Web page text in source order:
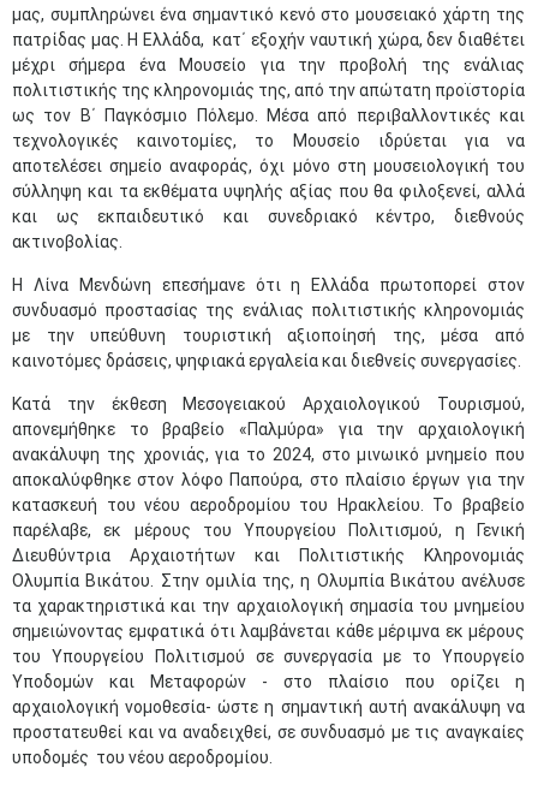
μας, συμπληρώνει ένα σημαντικό κενό στο μουσειακό χάρτη της
πατρίδας μας. Η Ελλάδα, κατ΄ εξοχήν ναυτική χώρα, δεν διαθέτει
μέχρι σήμερα ένα Μουσείο για την προβολή της ενάλιας
πολιτιστικής της κληρονομιάς της, από την απώτατη προϊστορία
ως τον Β΄ Παγκόσμιο Πόλεμο. Μέσα από περιβαλλοντικές και
τεχνολογικές καινοτομίες, το Μουσείο ιδρύεται για να
αποτελέσει σημείο αναφοράς, όχι μόνο στη μουσειολογική του
σύλληψη και τα εκθέματα υψηλής αξίας που θα φιλοξενεί, αλλά
και ως εκπαιδευτικό και συνεδριακό κέντρο, διεθνούς
ακτινοβολίας.
Η Λίνα Μενδώνη επεσήμανε ότι η Ελλάδα πρωτοπορεί στον
συνδυασμό προστασίας της ενάλιας πολιτιστικής κληρονομιάς
με την υπεύθυνη τουριστική αξιοποίησή της, μέσα από
καινοτόμες δράσεις, ψηφιακά εργαλεία και διεθνείς συνεργασίες.
Κατά την έκθεση Μεσογειακού Αρχαιολογικού Τουρισμού,
απονεμήθηκε το βραβείο «Παλμύρα» για την αρχαιολογική
ανακάλυψη της χρονιάς, για το 2024, στο μινωικό μνημείο που
αποκαλύφθηκε στον λόφο Παπούρα, στο πλαίσιο έργων για την
κατασκευή του νέου αεροδρομίου του Ηρακλείου. Το βραβείο
παρέλαβε, εκ μέρους του Υπουργείου Πολιτισμού, η Γενική
Διευθύντρια Αρχαιοτήτων και Πολιτιστικής Κληρονομιάς
Ολυμπία Βικάτου. Στην ομιλία της, η Ολυμπία Βικάτου ανέλυσε
τα χαρακτηριστικά και την αρχαιολογική σημασία του μνημείου
σημειώνοντας εμφατικά ότι λαμβάνεται κάθε μέριμνα εκ μέρους
του Υπουργείου Πολιτισμού σε συνεργασία με το Υπουργείο
Υποδομών και Μεταφορών - στο πλαίσιο που ορίζει η
αρχαιολογική νομοθεσία- ώστε η σημαντική αυτή ανακάλυψη να
προστατευθεί και να αναδειχθεί, σε συνδυασμό με τις αναγκαίες
υποδομές του νέου αεροδρομίου.